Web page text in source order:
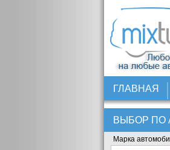
ГЛАВНАЯ
ВЫБОР ПО
Марка